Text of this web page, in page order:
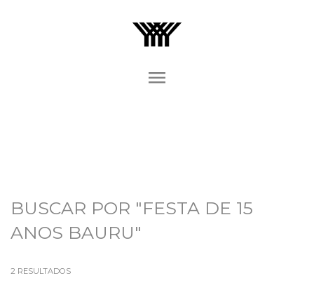
menu
BUSCAR POR "FESTA DE 15
ANOS BAURU"
2 RESULTADOS